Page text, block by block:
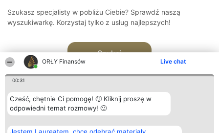
ORŁY Finansów Live chat
00:31
Cześć, chętnie Ci pomogę! 🙂 Kliknij proszę w
odpowiedni temat rozmowy! 🙂
Szukasz specjalisty w pobliżu Ciebie? Sprawdź naszą
wyszukiwarkę. Korzystaj tylko z usług najlepszych!
Szukaj
Organizator plebiscytu Plebiscyt Kontakt